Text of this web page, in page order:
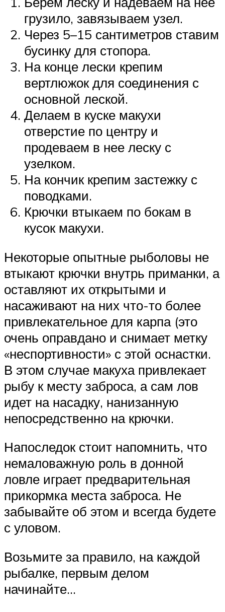
грузило, завязываем узел.
Через 5–15 сантиметров ставим
бусинку для стопора.
На конце лески крепим
вертлюжок для соединения с
основной леской.
Делаем в куске макухи
отверстие по центру и
продеваем в нее леску с
узелком.
На кончик крепим застежку с
поводками.
Крючки втыкаем по бокам в
кусок макухи.
Некоторые опытные рыболовы не
втыкают крючки внутрь приманки, а
оставляют их открытыми и
насаживают на них что-то более
привлекательное для карпа (это
очень оправдано и снимает метку
«неспортивности» с этой оснастки.
В этом случае макуха привлекает
рыбу к месту заброса, а сам лов
идет на насадку, нанизанную
непосредственно на крючки.
Напоследок стоит напомнить, что
немаловажную роль в донной
ловле играет предварительная
прикормка места заброса. Не
забывайте об этом и всегда будете
с уловом.
Возьмите за правило, на каждой
рыбалке, первым делом
начинайте…